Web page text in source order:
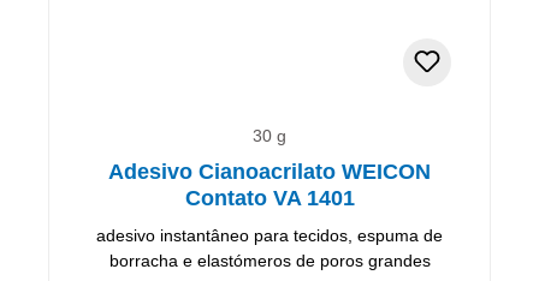
30 g
Adesivo Cianoacrilato WEICON
Contato VA 1401
adesivo instantâneo para tecidos, espuma de
borracha e elastómeros de poros grandes